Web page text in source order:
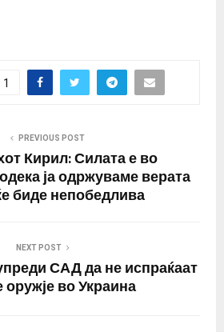
1
PREVIOUS POST
Кирил: Силата е во
ја одржуваме верата
биде непобедлива
NEXT POST
САД да не испраќаат
оружје во Украина